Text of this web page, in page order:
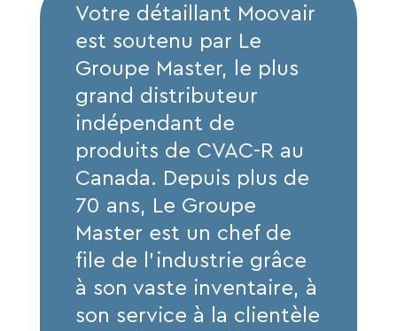
Votre détaillant Moovair
est soutenu par Le
Groupe Master, le plus
grand distributeur
indépendant de
produits de CVAC-R au
Canada. Depuis plus de
70 ans, Le Groupe
Master est un chef de
ﬁle de l’industrie grâce
à son vaste inventaire, à
son service à la clientèle